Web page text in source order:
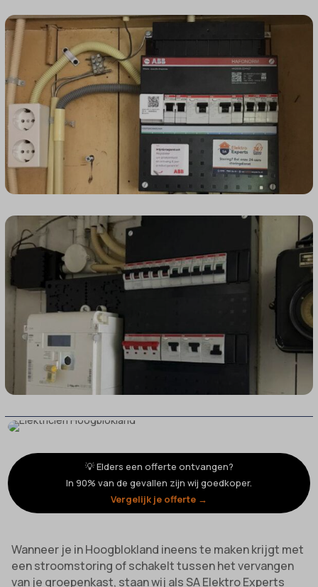
💡 Elders een offerte ontvangen?
In 90% van de gevallen zijn wij goedkoper.
Vergelijk je offerte →
Wanneer je in Hoogblokland ineens te maken krijgt met
een stroomstoring of schakelt tussen het vervangen
van je groepenkast, staan wij als SA Elektro Experts